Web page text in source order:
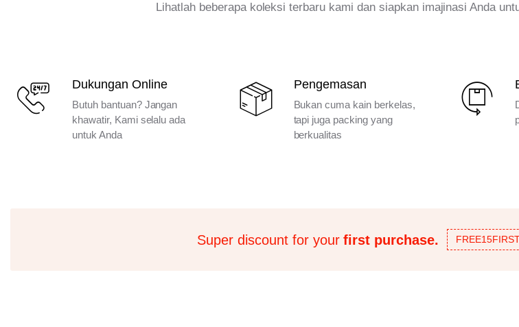
Lihatlah beberapa koleksi terbaru kami dan siapkan imajinasi Anda
Dukungan Online
Butuh bantuan? Jangan
khawatir, Kami selalu ada
untuk Anda
Pengemasan
Bukan cuma kain berkelas,
tapi juga packing yang
berkualitas
Super discount for yourfirst purchase.